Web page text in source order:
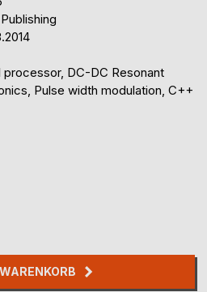
DC-DC Resonant
Pulse width modulation, C++